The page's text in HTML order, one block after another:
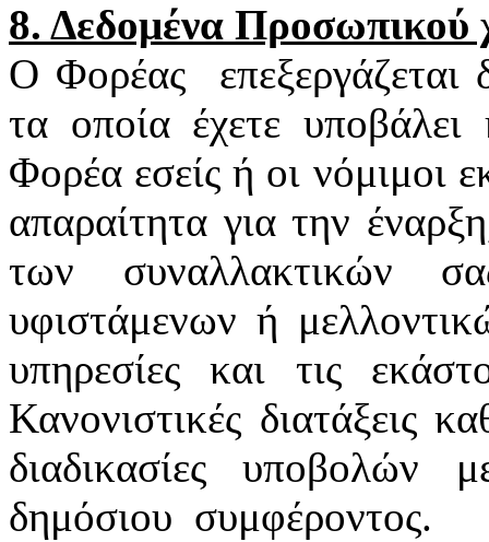
8. Δεδομένα Προσωπικού
Ο Φορέας
τα οποία έχετε
Φορέα εσείς ή οι νόμιμοι
απαραίτητα για την
των συναλλακτικών
υφιστάμενων ή
υπηρεσίες και τις
Κανονιστικές διατάξεις
διαδικασίες
δημόσιου συμφέροντος.